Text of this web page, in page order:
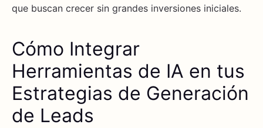
que buscan crecer sin grandes inversiones iniciales.
Cómo Integrar
Herramientas de IA en tus
Estrategias de Generación
de Leads